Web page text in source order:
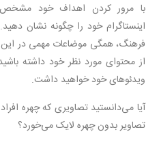
با مرور کردن اهداف خود
اینستاگرام خود را چگونه نشان
فرهنگ، همگی موضاعات مهمی در این
از محتوای مورد نظر خود داشته
ویدئوهای خود خواهید داشت.
تصاویر بدون چهره لایک می‌خورد؟